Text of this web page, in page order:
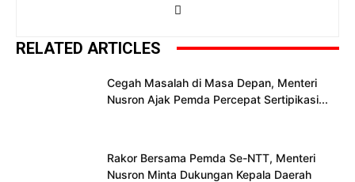
RELATED ARTICLES
Cegah Masalah di Masa Depan, Menteri
Nusron Ajak Pemda Percepat Sertipikasi...
Rakor Bersama Pemda Se-NTT, Menteri
Nusron Minta Dukungan Kepala Daerah